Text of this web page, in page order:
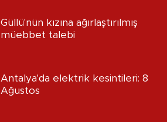
Güllü'nün kızına ağırlaştırılmış
müebbet talebi
Antalya'da elektrik kesintileri: 8
Ağustos